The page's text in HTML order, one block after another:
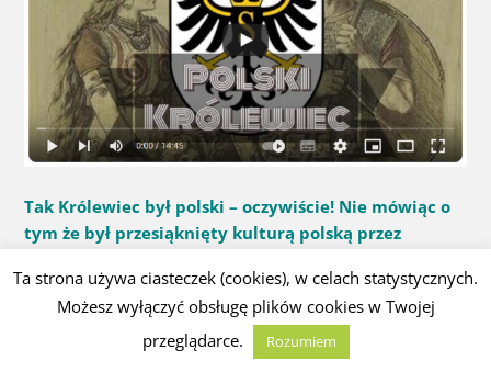
Tak Królewiec był polski – oczywiście! Nie mówiąc o
tym że był przesiąknięty kulturą polską przez
Czytaj dalej →
Społeczeństwo - Polska
Ta strona używa ciasteczek (cookies), w celach statystycznych.
Możesz wyłączyć obsługę plików cookies w Twojej
przeglądarce.
Rozumiem